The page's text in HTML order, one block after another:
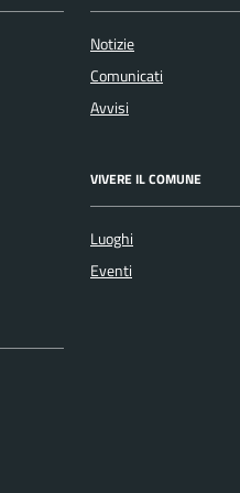
Notizie
Comunicati
Avvisi
VIVERE IL COMUNE
Luoghi
Eventi